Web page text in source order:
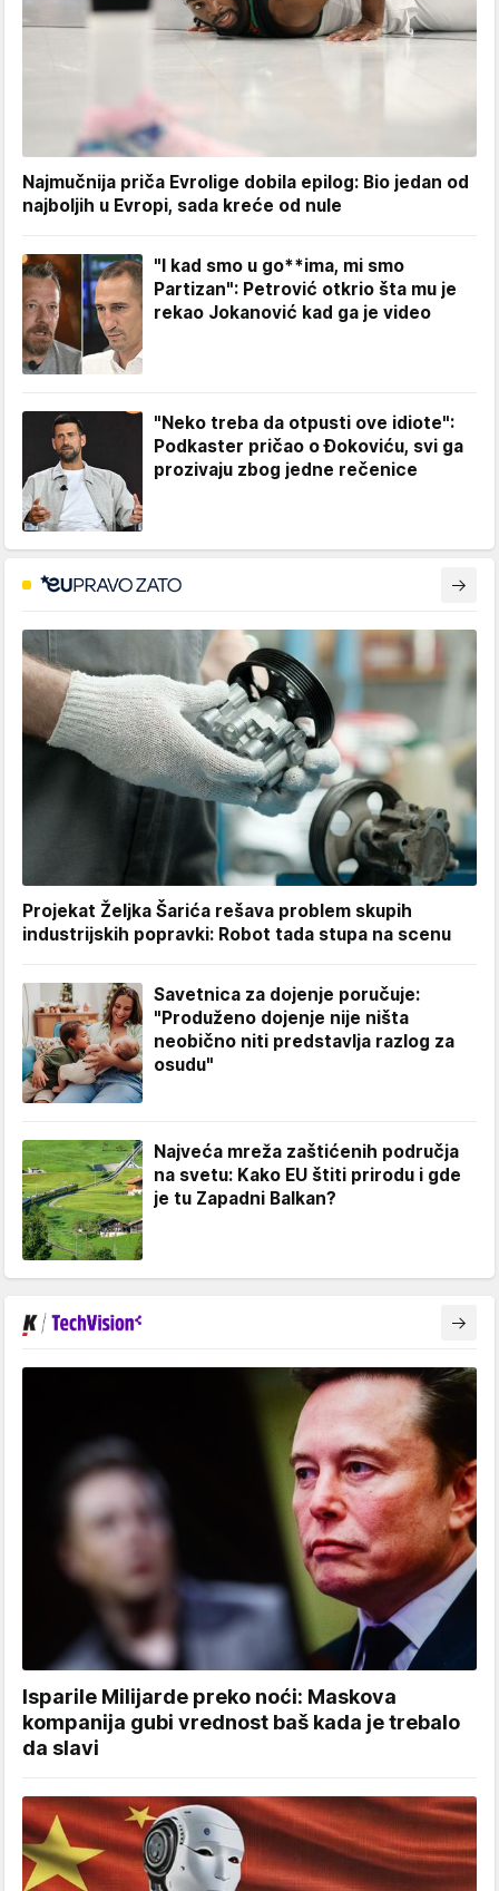
Najmučnija priča Evrolige dobila epilog: Bio jedan od
najboljih u Evropi, sada kreće od nule
"I kad smo u go**ima, mi smo
Partizan": Petrović otkrio šta mu je
rekao Jokanović kad ga je video
"Neko treba da otpusti ove idiote":
Podkaster pričao o Đokoviću, svi ga
prozivaju zbog jedne rečenice
Projekat Željka Šarića rešava problem skupih
industrijskih popravki: Robot tada stupa na scenu
Savetnica za dojenje poručuje:
"Produženo dojenje nije ništa
neobično niti predstavlja razlog za
osudu"
Najveća mreža zaštićenih područja
na svetu: Kako EU štiti prirodu i gde
je tu Zapadni Balkan?
Isparile Milijarde preko noći: Maskova
kompanija gubi vrednost baš kada je trebalo
da slavi